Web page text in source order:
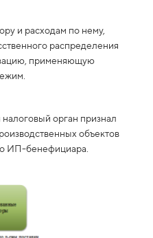
и расходам по нему,
распределения
применяющую
орган признал
объектов
ИП-бенефициара.